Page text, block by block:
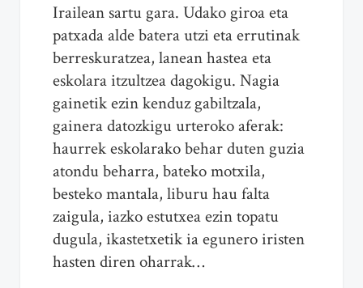
Irailean sartu gara. Udako giroa eta
patxada alde batera utzi eta errutinak
berreskuratzea, lanean hastea eta
eskolara itzultzea dagokigu. Nagia
gainetik ezin kenduz gabiltzala,
gainera datozkigu urteroko aferak:
haurrek eskolarako behar duten guzia
atondu beharra, bateko motxila,
besteko mantala, liburu hau falta
zaigula, iazko estutxea ezin topatu
dugula, ikastetxetik ia egunero iristen
hasten diren oharrak…